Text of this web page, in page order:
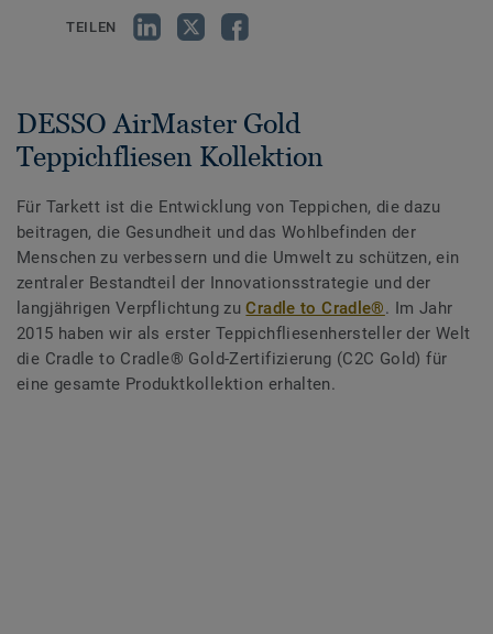
TEILEN
DESSO AirMaster Gold
Teppichfliesen Kollektion
Für Tarkett ist die Entwicklung von Teppichen, die dazu
beitragen, die Gesundheit und das Wohlbefinden der
Menschen zu verbessern und die Umwelt zu schützen, ein
zentraler Bestandteil der Innovationsstrategie und der
langjährigen Verpflichtung zuCradle to Cradle®. Im Jahr
2015 haben wir als erster Teppichfliesenhersteller der Welt
die Cradle to Cradle® Gold-Zertifizierung (C2C Gold) für
eine gesamte Produktkollektion erhalten.